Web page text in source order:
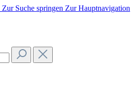
Zur Suche springen Zur Hauptnavigation